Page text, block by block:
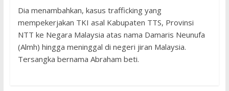
Dia menambahkan, kasus trafficking yang
mempekerjakan TKI asal Kabupaten TTS, Provinsi
NTT ke Negara Malaysia atas nama Damaris Neunufa
(Almh) hingga meninggal di negeri jiran Malaysia.
Tersangka bernama Abraham beti.